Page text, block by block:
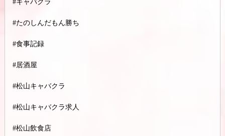
#たのしんだもん勝ち
#食事記録
#居酒屋
#松山キャバクラ
#松山キャバクラ求人
#松山飲食店